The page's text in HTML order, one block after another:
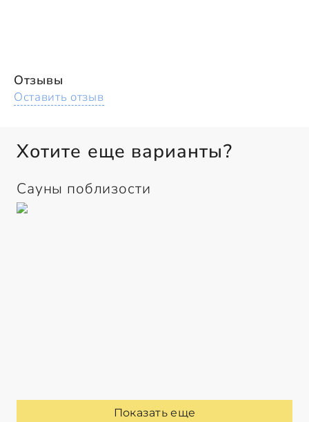
Отзывы
Оставить отзыв
Хотите еще варианты?
Сауны поблизости
Показать еще